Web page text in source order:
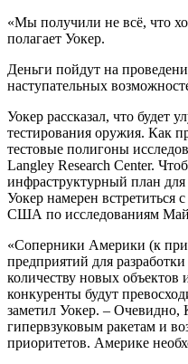
«Мы получили не всё, что
полагает Уокер.
Деньги пойдут на
наступательных
Уокер рассказал, что будет
тестирования оружия. Как
тестовые полигоны
Langley Research Center.
инфраструктурный план для
Уокер намерен встретиться
США по исследованиям
«Соперники Америки (к
предприятий для
количеству новых объектов
конкуренты будут
заметил Уокер. – Очевидно,
гипервзуковым ракетам и
приоритетов. Америке